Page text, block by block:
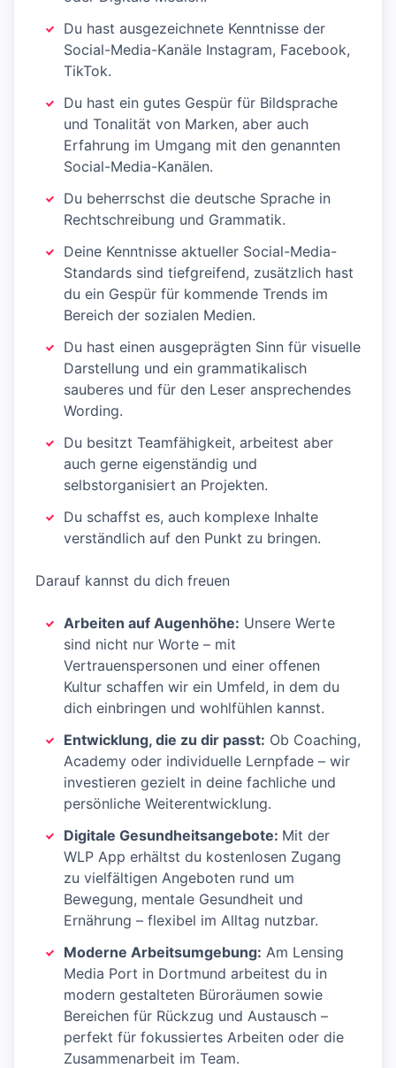
Du hast ausgezeichnete Kenntnisse der
Social-Media-Kanäle Instagram, Facebook,
TikTok.
Du hast ein gutes Gespür für Bildsprache
und Tonalität von Marken, aber auch
Erfahrung im Umgang mit den genannten
Social-Media-Kanälen.
Du beherrschst die deutsche Sprache in
Rechtschreibung und Grammatik.
Deine Kenntnisse aktueller Social-Media-
Standards sind tiefgreifend, zusätzlich hast
du ein Gespür für kommende Trends im
Bereich der sozialen Medien.
Du hast einen ausgeprägten Sinn für visuelle
Darstellung und ein grammatikalisch
sauberes und für den Leser ansprechendes
Wording.
Du besitzt Teamfähigkeit, arbeitest aber
auch gerne eigenständig und
selbstorganisiert an Projekten.
Du schaffst es, auch komplexe Inhalte
verständlich auf den Punkt zu bringen.
Darauf kannst du dich freuen
Arbeiten auf Augenhöhe: Unsere Werte
sind nicht nur Worte – mit
Vertrauenspersonen und einer offenen
Kultur schaffen wir ein Umfeld, in dem du
dich einbringen und wohlfühlen kannst.
Entwicklung, die zu dir passt: Ob Coaching,
Academy oder individuelle Lernpfade – wir
investieren gezielt in deine fachliche und
persönliche Weiterentwicklung.
Digitale Gesundheitsangebote: Mit der
WLP App erhältst du kostenlosen Zugang
zu vielfältigen Angeboten rund um
Bewegung, mentale Gesundheit und
Ernährung – flexibel im Alltag nutzbar.
Moderne Arbeitsumgebung: Am Lensing
Media Port in Dortmund arbeitest du in
modern gestalteten Büroräumen sowie
Bereichen für Rückzug und Austausch –
perfekt für fokussiertes Arbeiten oder die
Zusammenarbeit im Team.